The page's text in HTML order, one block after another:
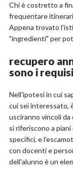
Chi è costretto a
frequentare
Appena trovato
"ingredienti" per
recupero
sono i
Nell'ipotesi in cui
cui sei interessato,
usciranno vincoli
si riferiscono a
specifici, e
con docenti e
dell'alunno è un